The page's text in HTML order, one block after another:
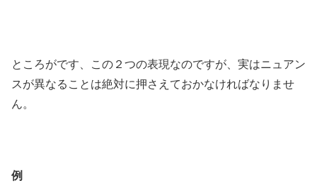
ところがです、この２つの表現なのですが、実はニュアン
スが異なることは絶対に押さえておかなければなりませ
ん。
例